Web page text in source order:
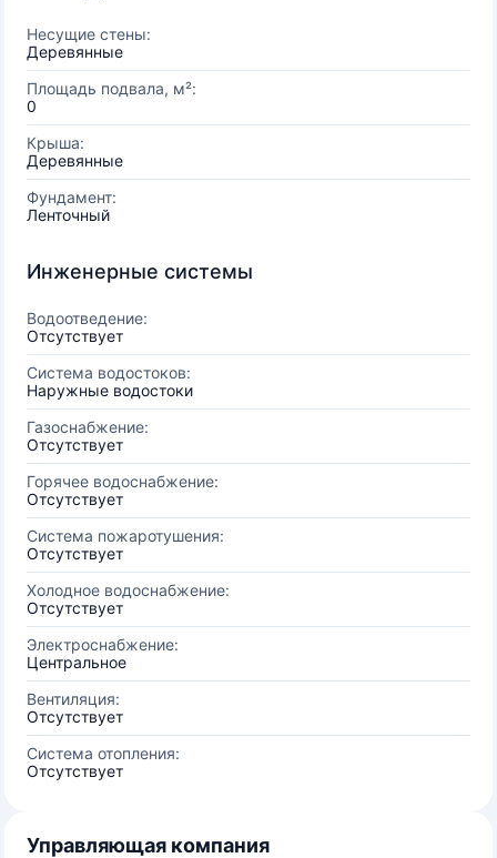
Несущие стены:
Деревянные
Площадь подвала, м²:
0
Крыша:
Деревянные
Фундамент:
Ленточный
Инженерные системы
Водоотведение:
Отсутствует
Система водостоков:
Наружные водостоки
Газоснабжение:
Отсутствует
Горячее водоснабжение:
Отсутствует
Система пожаротушения:
Отсутствует
Холодное водоснабжение:
Отсутствует
Электроснабжение:
Центральное
Вентиляция:
Отсутствует
Система отопления:
Отсутствует
Управляющая компания